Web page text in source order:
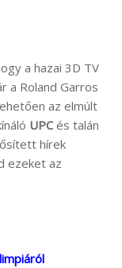
a hazai 3D TV
a Roland Garros
az elmúlt
UPCés talán
hírek
ezeket az